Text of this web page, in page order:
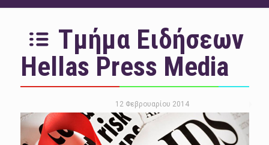
Τμήμα Ειδήσεων
Hellas Press Media
12 Φεβρουαρίου 2014